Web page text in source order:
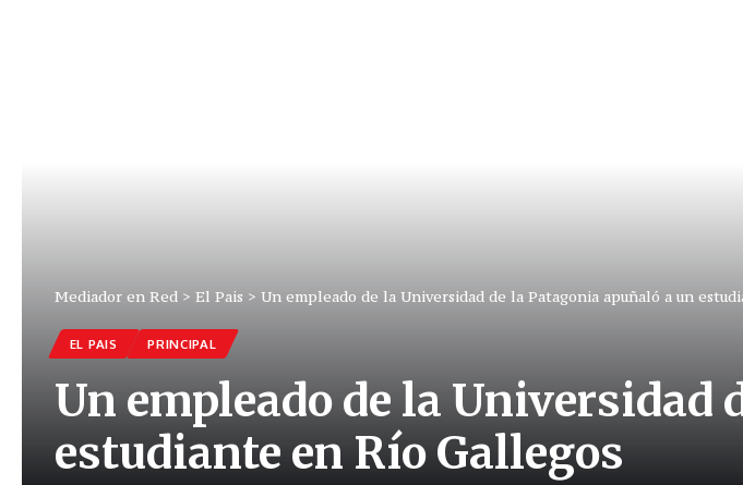
Mediador en Red > El Pais > Un empleado de la Universidad de la Patagonia apuñaló a un
EL PAIS PRINCIPAL
Un empleado de la Universidad
estudiante en Río Gallegos